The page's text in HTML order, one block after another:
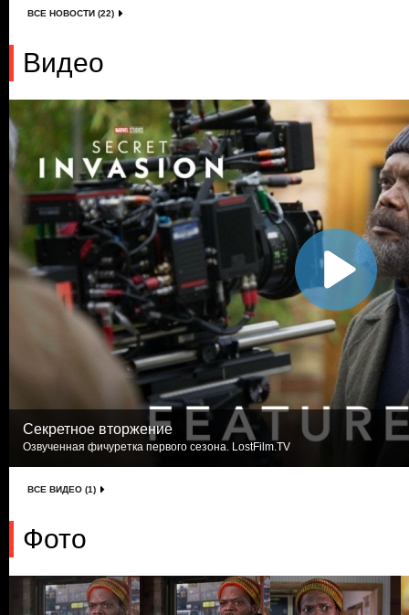
ВСЕ НОВОСТИ (22)
Видео
Секретное вторжение
Озвученная фичуретка первого сезона. LostFilm.TV
ВСЕ ВИДЕО (1)
Фото